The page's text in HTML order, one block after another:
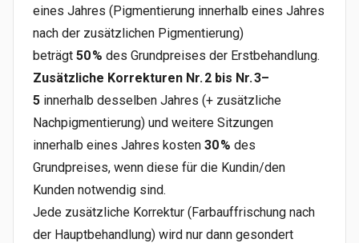
eines Jahres (Pigmentierung innerhalb eines Jahres
nach der zusätzlichen Pigmentierung)
beträgt 50 % des Grundpreises der Erstbehandlung.
Zusätzliche Korrekturen Nr. 2 bis Nr. 3–
5 innerhalb desselben Jahres (+ zusätzliche
Nachpigmentierung) und weitere Sitzungen
innerhalb eines Jahres kosten 30 % des
Grundpreises, wenn diese für die Kundin/den
Kunden notwendig sind.
Jede zusätzliche Korrektur (Farbauffrischung nach
der Hauptbehandlung) wird nur dann gesondert